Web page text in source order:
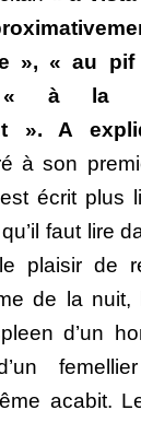
», « au
à la
». A
à son
écrit plus
faut lire
plaisir de
de la nuit,
d’un
acabit.